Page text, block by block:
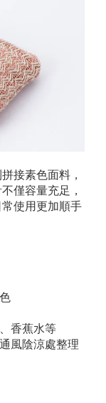
接素色面料，
僅容量充足，
使用更加順手
香蕉水等
風陰涼處整理